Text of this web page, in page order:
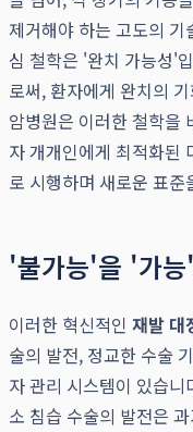
제거해야 하는 고도의 기
심 철학은 '완치 가능성'
로써, 환자에게 완치의
암병원은 이러한 철학을
자 개개인에게 최적화된
로 시행하며 새로운 표
'불가능'을 '가능
이러한 혁신적인 재발 대
술의 발전, 정교한 수술
자 관리 시스템이 있습
소 침습 수술의 발전은